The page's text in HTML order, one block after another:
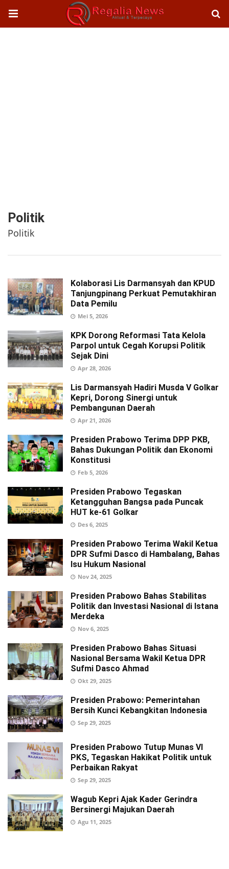
Politik
Politik
Kolaborasi Lis Darmansyah dan KPUD
Tanjungpinang Perkuat Pemutakhiran
Data Pemilu
Mei 5, 2026
KPK Dorong Reformasi Tata Kelola
Parpol untuk Cegah Korupsi Politik
Sejak Dini
Apr 28, 2026
Lis Darmansyah Hadiri Musda V Golkar
Kepri, Dorong Sinergi untuk
Pembangunan Daerah
Apr 21, 2026
Presiden Prabowo Terima DPP PKB,
Bahas Dukungan Politik dan Ekonomi
Konstitusi
Feb 5, 2026
Presiden Prabowo Tegaskan
Ketangguhan Bangsa pada Puncak
HUT ke-61 Golkar
Des 6, 2025
Presiden Prabowo Terima Wakil Ketua
DPR Sufmi Dasco di Hambalang, Bahas
Isu Hukum Nasional
Nov 24, 2025
Presiden Prabowo Bahas Stabilitas
Politik dan Investasi Nasional di Istana
Merdeka
Nov 6, 2025
Presiden Prabowo Bahas Situasi
Nasional Bersama Wakil Ketua DPR
Sufmi Dasco Ahmad
Okt 29, 2025
Presiden Prabowo: Pemerintahan
Bersih Kunci Kebangkitan Indonesia
Sep 29, 2025
Presiden Prabowo Tutup Munas VI
PKS, Tegaskan Hakikat Politik untuk
Perbaikan Rakyat
Sep 29, 2025
Wagub Kepri Ajak Kader Gerindra
Bersinergi Majukan Daerah
Agu 11, 2025